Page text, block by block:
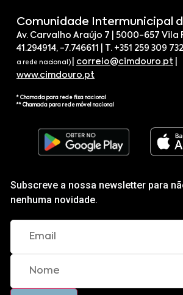
Comunidade Intermunicipal
Av. Carvalho Araújo 7 | 5000-657 Vila
41.294914, -7.746611 | T. +351 259 309 732
a rede nacional) correio@cimdouro.pt
www.cimdouro.pt
* Chamada para rede fixa nacional
** Chamada para rede móvel nacional
Subscreve a nossa newsletter para
nenhuma novidade.